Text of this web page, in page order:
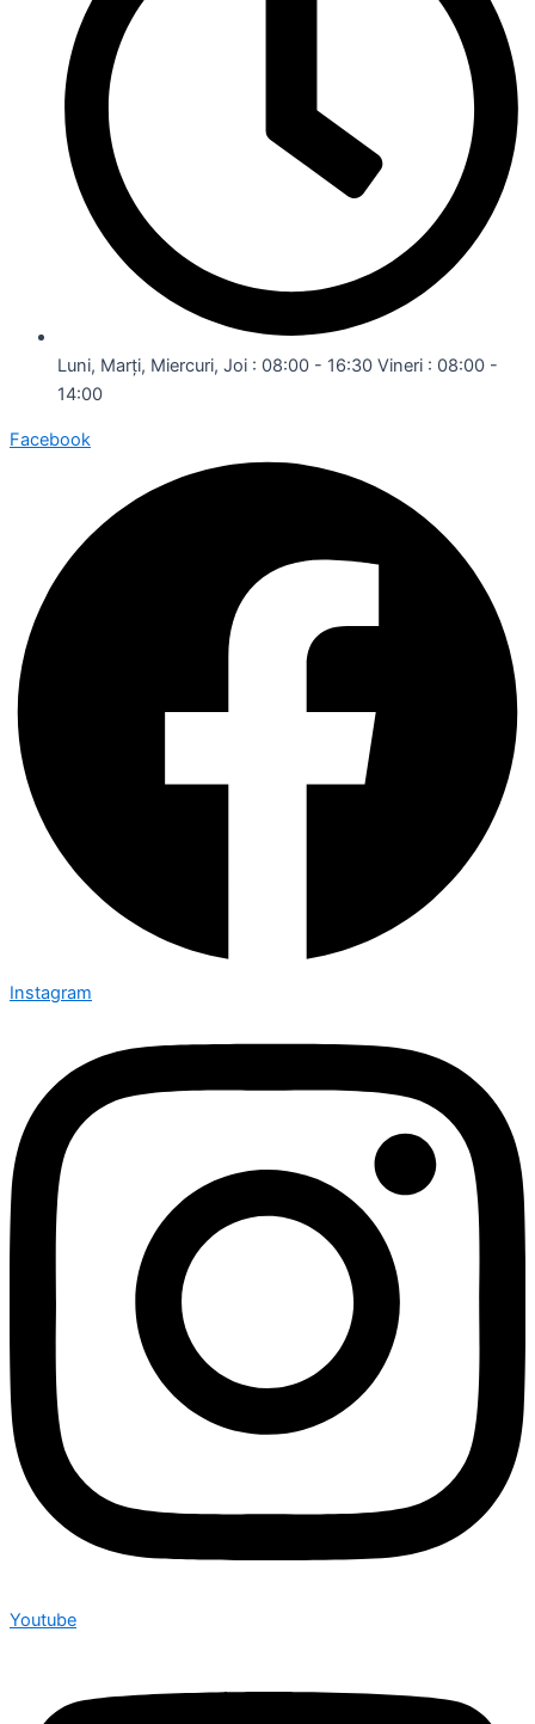
Luni, Marți, Miercuri, Joi : 08:00 - 16:30 Vineri : 08:00 -
14:00
Facebook
Instagram
Youtube